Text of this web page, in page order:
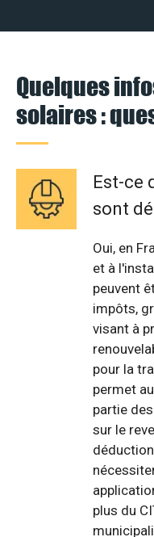
Quelques
solaires :
Est-ce
sont
Oui, en
et à
peuvent
impôts,
visant à
pour la
permet
partie
sur le
plus du